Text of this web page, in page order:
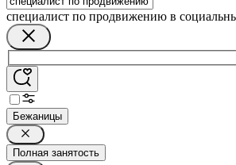
специалист по продвижению в
Бежаницы
Полная занятость